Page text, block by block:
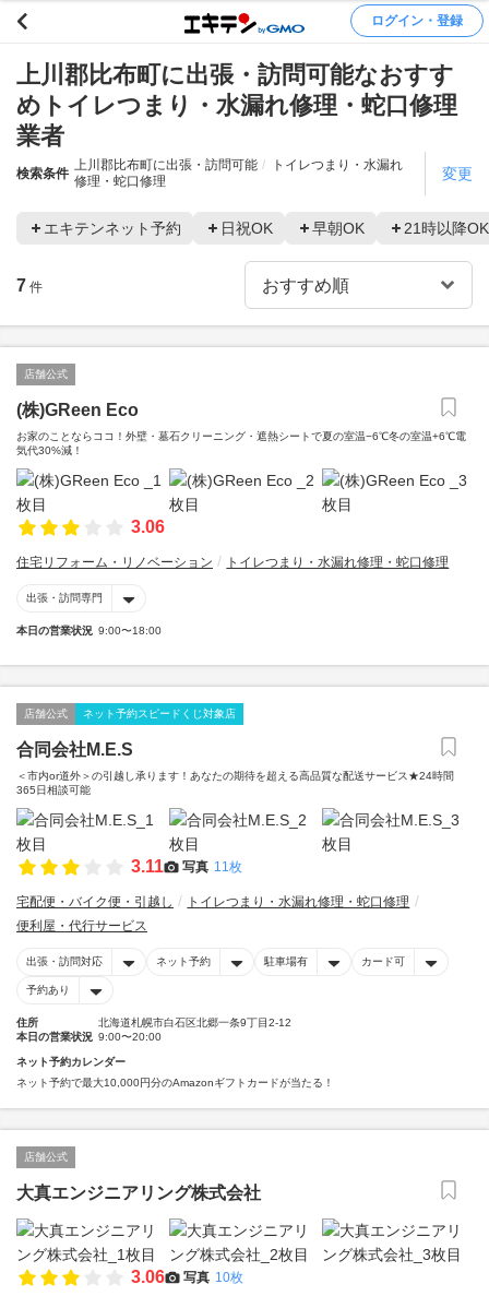
ログイン・登録
上川郡比布町に出張・訪問可能なおすす
めトイレつまり・水漏れ修理・蛇口修理
業者
検索条件
上川郡比布町に出張・訪問可能
トイレつまり・水漏れ
修理・蛇口修理
変更
エキテンネット予約 日祝OK 早朝OK 21時以降OK
7 件
店舗公式
(株)GReen Eco
お家のことならココ！外壁・墓石クリーニング・遮熱シートで夏の室温−6℃冬の室温+6℃電
気代30%減！
3.06
住宅リフォーム・リノベーション トイレつまり・水漏れ修理・蛇口修理
出張・訪問専門
本日の営業状況 9:00〜18:00
店舗公式 ネット予約スピードくじ対象店
合同会社M.E.S
＜市内or道外＞の引越し承ります！あなたの期待を超える高品質な配送サービス★24時間
365日相談可能
3.11 写真 11枚
宅配便・バイク便・引越し
トイレつまり・水漏れ修理・蛇口修理
便利屋・代行サービス
出張・訪問対応 ネット予約 駐車場有 カード可
予約あり
住所
北海道札幌市白石区北郷一条9丁目2-12
本日の営業状況 9:00〜20:00
ネット予約カレンダー
ネット予約で最大10,000円分のAmazonギフトカードが当たる！
店舗公式
大真エンジニアリング株式会社
3.06 写真 10枚